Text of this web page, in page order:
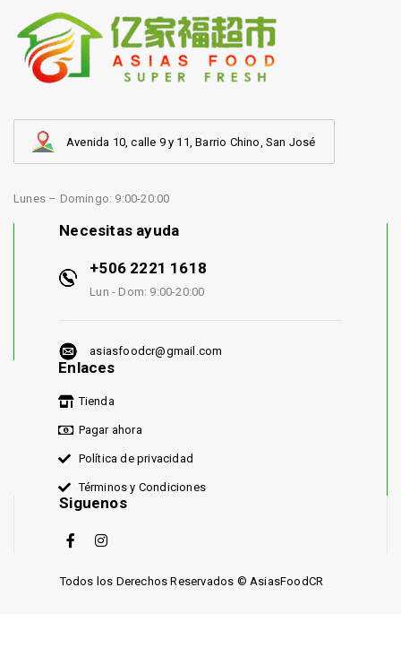
Avenida 10, calle 9 y 11, Barrio Chino, San José
Lunes – Domingo: 9:00-20:00
Necesitas ayuda
+506 2221 1618
Lun - Dom: 9:00-20:00
asiasfoodcr@gmail.com
Enlaces
Tienda
Pagar ahora
Política de privacidad
Términos y Condiciones
Siguenos
Todos los Derechos Reservados © AsiasFoodCR